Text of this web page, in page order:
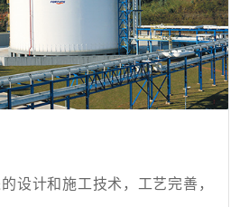
设计和施工技术，工艺完善，